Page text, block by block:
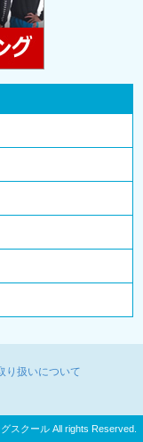
り扱いについて
スクール All rights Reserved.